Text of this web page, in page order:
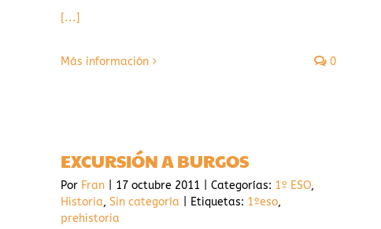
[...]
Más información 0
EXCURSIÓN A BURGOS
Por Fran 17 octubre 2011 Categorías: 1º ESO,
Historia, Sin categoría Etiquetas: 1ºeso,
prehistoria